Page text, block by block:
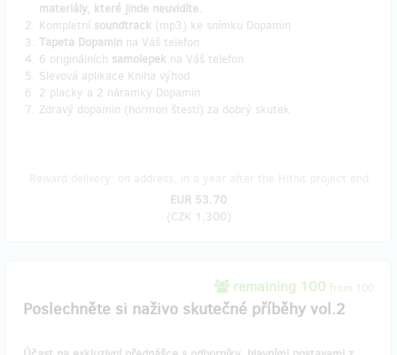
materiály, které jinde neuvidíte.
Kompletní soundtrack (mp3) ke snímku Dopamin
Tapeta Dopamin na Váš telefon
6 originálních samolepek na Váš telefon
Slevová aplikace Kniha výhod
2 placky a 2 náramky Dopamin
Zdravý dopamin (hormon štestí) za dobrý skutek
EUR 53.70
(CZK 1,300)
remaining 100 from 100
Poslechněte si naživo skutečné příběhy vol.2